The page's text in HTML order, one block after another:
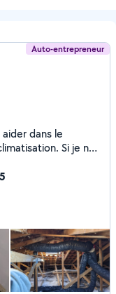
Auto-entrepreneur
dans le
Si je ne